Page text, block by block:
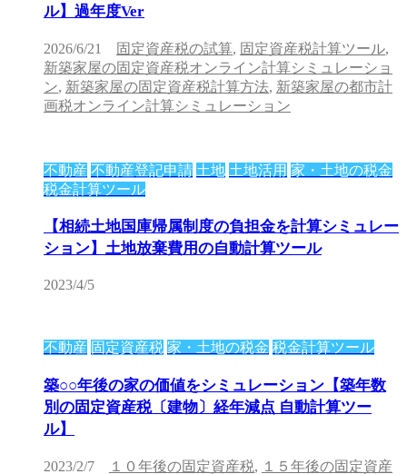
ル】過年度Ver
2026/6/21 固定資産税の試算, 固定資産税計算ツール,
新築家屋の固定資産税オンライン計算シミュレーショ
ン, 新築家屋の固定資産税計算方法, 新築家屋の都市計
画税オンライン計算シミュレーション
不動産 不動産登記申請 土地 土地活用 家・土地の税金
税金計算ツール
【相続土地国庫帰属制度の負担金を計算シミュレー
ション】土地放棄費用の自動計算ツール
2023/4/5
不動産 固定資産税 家・土地の税金 税金計算ツール
築○○年後の家の価値をシミュレーション【築年数
別の固定資産税〔建物〕経年減点 自動計算ツー
ル】
2023/2/7 １０年後の固定資産税, １５年後の固定資産